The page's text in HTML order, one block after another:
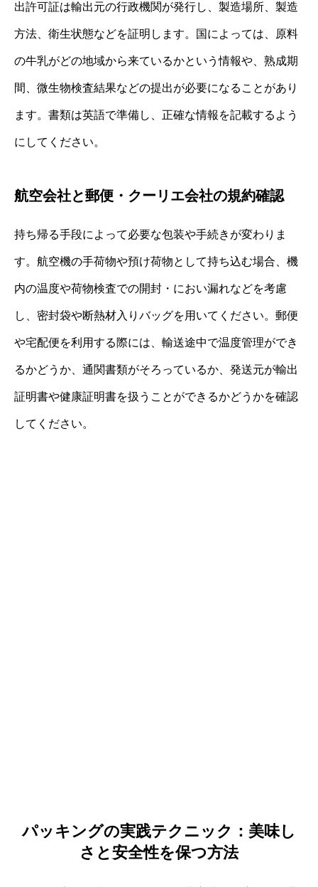
出許可証は輸出元の行政機関が発行し、製造場所、製造
方法、衛生状態などを証明します。国によっては、原料
の牛乳がどの地域から来ているかという情報や、熟成期
間、微生物検査結果などの提出が必要になることがあり
ます。書類は英語で準備し、正確な情報を記載するよう
にしてください。
航空会社と郵便・クーリエ会社の規約確認
持ち帰る手段によって必要な包装や手続きが変わりま
す。航空機の手荷物や預け荷物として持ち込む場合、機
内の温度や荷物検査での開封・におい漏れなどを考慮
し、密封袋や断熱材入りバッグを用いてください。郵便
や宅配便を利用する際には、輸送途中で温度管理ができ
るかどうか、通関書類がそろっているか、発送元が輸出
証明書や健康証明書を扱うことができるかどうかを確認
してください。
パッキングの実践テクニック：美味し
さと安全性を保つ方法